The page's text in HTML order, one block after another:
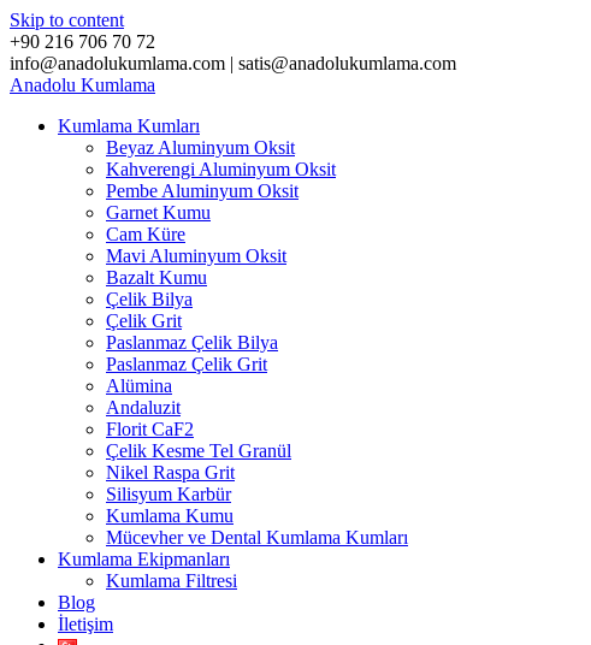
Skip to content
+90 216 706 70 72
info@anadolukumlama.com | satis@anadolukumlama.com
Anadolu Kumlama
Kumlama Kumları
Beyaz Aluminyum Oksit
Kahverengi Aluminyum Oksit
Pembe Aluminyum Oksit
Garnet Kumu
Cam Küre
Mavi Aluminyum Oksit
Bazalt Kumu
Çelik Bilya
Çelik Grit
Paslanmaz Çelik Bilya
Paslanmaz Çelik Grit
Alümina
Andaluzit
Florit CaF2
Çelik Kesme Tel Granül
Nikel Raspa Grit
Silisyum Karbür
Kumlama Kumu
Mücevher ve Dental Kumlama Kumları
Kumlama Ekipmanları
Kumlama Filtresi
Blog
İletişim